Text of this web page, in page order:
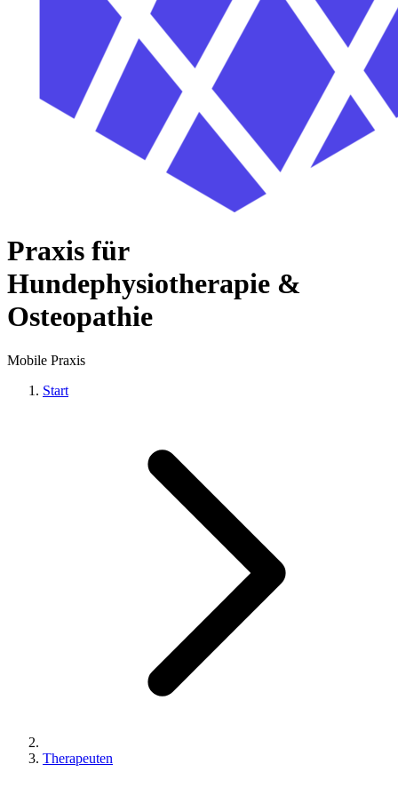
Praxis für
Hundephysiotherapie &
Osteopathie
Mobile Praxis
Start
Therapeuten